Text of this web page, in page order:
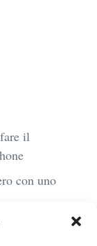
il
con uno